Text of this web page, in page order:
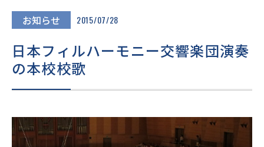
入試情報
皆様へ
お知らせ 2015/07/28
日本フィルハーモニー交響楽団演奏
の本校校歌